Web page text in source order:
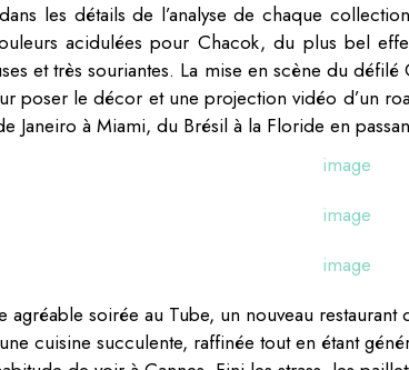
les détails de l’analyse de chaque
acidulées pour Chacok, du plus bel
et très souriantes. La mise en scène du
poser le décor et une projection vidéo d’un
Janeiro à Miami, du Brésil à la Floride en
agréable soirée au Tube, un nouveau
cuisine succulente, raffinée tout en étant